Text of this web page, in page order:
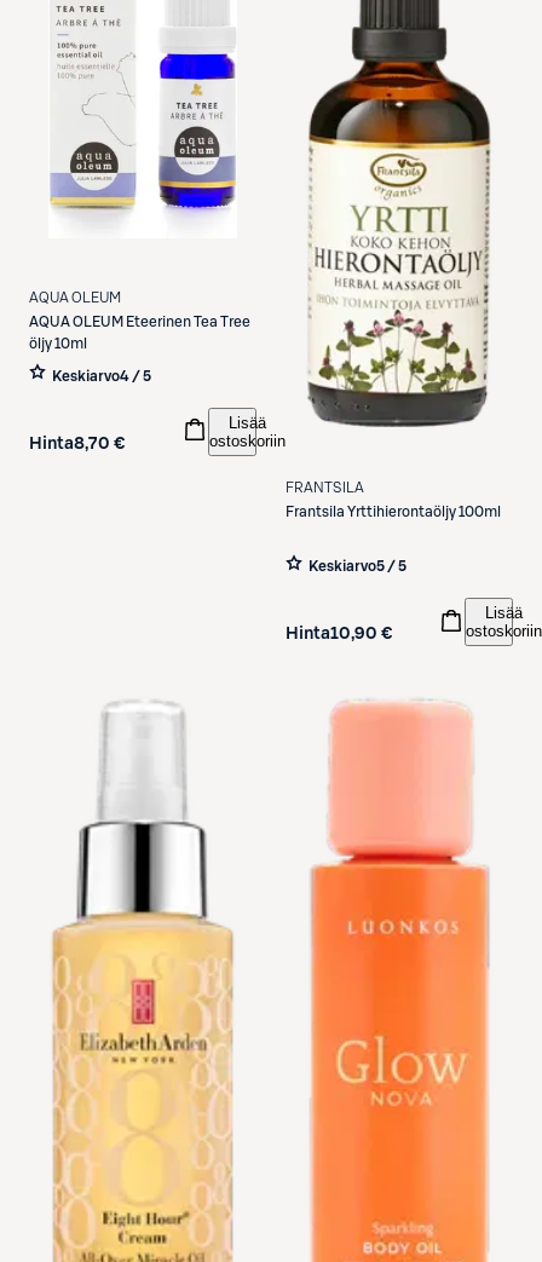
AQUA OLEUM
AQUA OLEUM Eteerinen Tea Tree
öljy 10ml
Keskiarvo4 / 5
Hinta8,70 €
Lisää
ostoskoriin
FRANTSILA
Frantsila Yrttihierontaöljy 100ml
Keskiarvo5 / 5
Hinta10,90 €
Lisää
ostoskoriin